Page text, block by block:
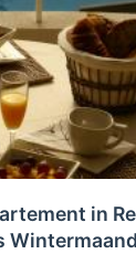
in